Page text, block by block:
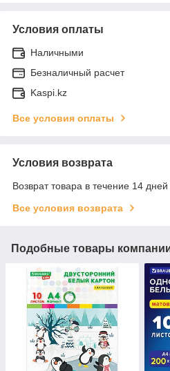
Условия оплаты
Наличными
Безналичный расчет
Kaspi.kz
Все условия оплаты
Условия возврата
Возврат товара в течение 14
Все условия возврата
Подобные товары